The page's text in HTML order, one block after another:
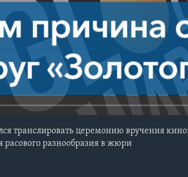
транслировать церемонию вручения
расового разнообразия в жюри